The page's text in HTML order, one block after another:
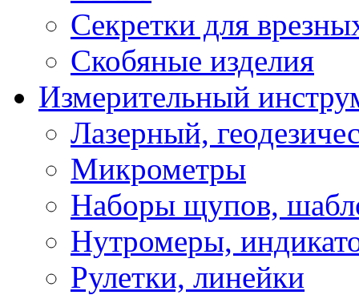
Секретки для
Скобяные изделия
Измерительный
Лазерный,
Микрометры
Наборы щупов,
Нутромеры,
Рулетки, линейки